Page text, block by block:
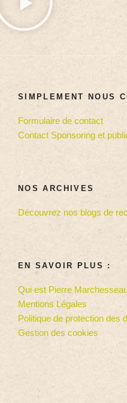
SIMPLEMENT NOUS
Formulaire de contact
Contact Sponsoring et
NOS ARCHIVES
Découvrez nos blogs de
EN SAVOIR PLUS :
Qui est Pierre
Mentions Légales
Politique de protection des
Gestion des cookies